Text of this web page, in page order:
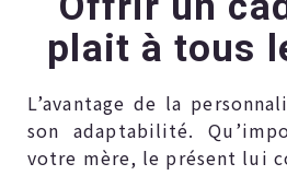
plait à tous
L’avantage de la
son adaptabilité.
votre mère, le présent lui